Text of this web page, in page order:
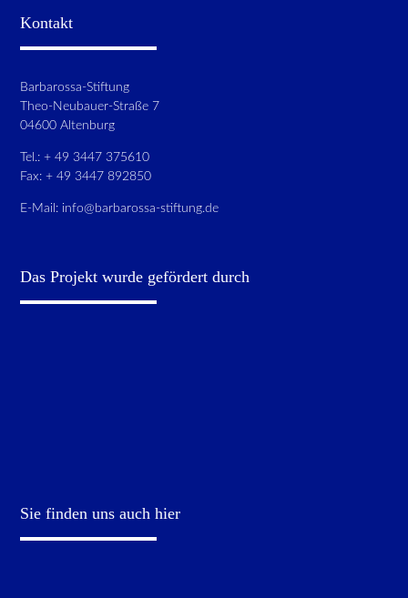
Kontakt
Barbarossa-Stiftung
Theo-Neubauer-Straße 7
04600 Altenburg
Tel.: + 49 3447 375610
Fax: + 49 3447 892850
E-Mail: info@barbarossa-stiftung.de
Das Projekt wurde gefördert durch
Sie finden uns auch hier